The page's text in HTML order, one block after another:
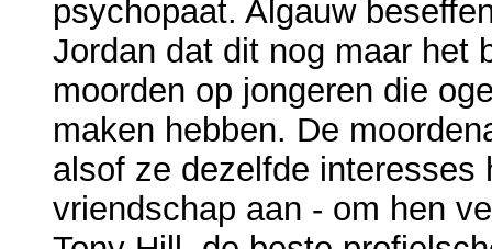
psychopaat. Algauw
Jordan dat dit nog maar het
moorden op jongeren die
maken hebben. De
alsof ze dezelfde interesses
vriendschap aan - om hen